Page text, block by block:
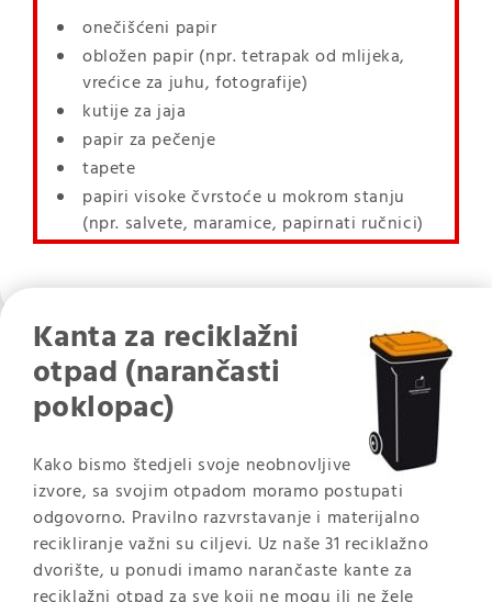
onečišćeni papir
obložen papir (npr. tetrapak od mlijeka,
vrećice za juhu, fotografije)
kutije za jaja
papir za pečenje
tapete
papiri visoke čvrstoće u mokrom stanju
(npr. salvete, maramice, papirnati ručnici)
Kanta za reciklažni
otpad (narančasti
poklopac)
Kako bismo štedjeli svoje neobnovljive
izvore, sa svojim otpadom moramo postupati
odgovorno. Pravilno razvrstavanje i materijalno
recikliranje važni su ciljevi. Uz naše 31 reciklažno
dvorište, u ponudi imamo narančaste kante za